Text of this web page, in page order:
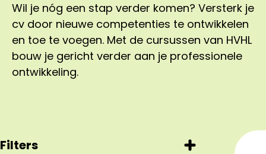
Wil je nóg een stap verder komen? Versterk je
cv door nieuwe competenties te ontwikkelen
en toe te voegen. Met de cursussen van HVHL
bouw je gericht verder aan je professionele
ontwikkeling.
Filters